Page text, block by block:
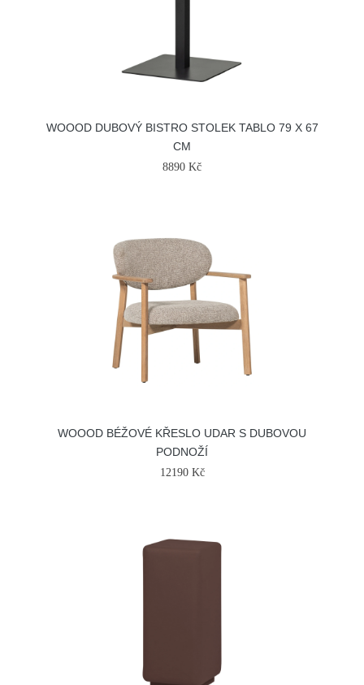
WOOOD DUBOVÝ BISTRO STOLEK TABLO 79 X 67
CM
8890 Kč
WOOOD BÉŽOVÉ KŘESLO UDAR S DUBOVOU
PODNOŽÍ
12190 Kč